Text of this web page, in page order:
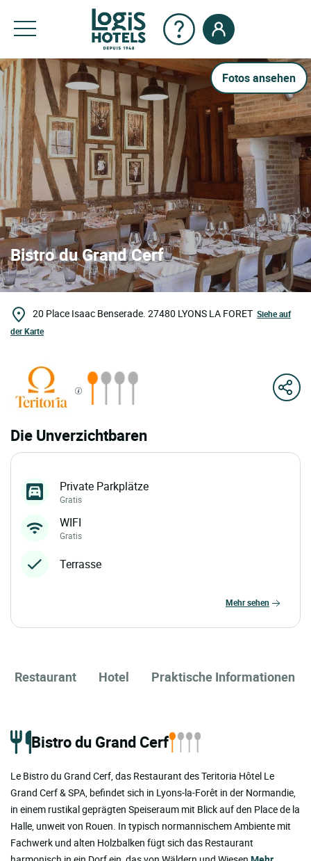
Fotos ansehen
Bistro du Grand Cerf
20 Place Isaac Benserade. 27480 LYONS LA FORET Siehe auf
der Karte
Die Unverzichtbaren
Private Parkplätze
Gratis
WIFI
Gratis
Terrasse
mehr sehen
Restaurant Hotel Praktische Informationen
Bistro du Grand Cerf
Le Bistro du Grand Cerf, das Restaurant des Teritoria Hôtel Le
Grand Cerf & SPA, befindet sich in Lyons-la-Forêt in der Normandie,
in einem rustikal geprägten Speiseraum mit Blick auf den Place de la
Halle, unweit von Rouen. In typisch normannischem Ambiente mit
Fachwerk und alten Holzbalken fügt sich das Restaurant